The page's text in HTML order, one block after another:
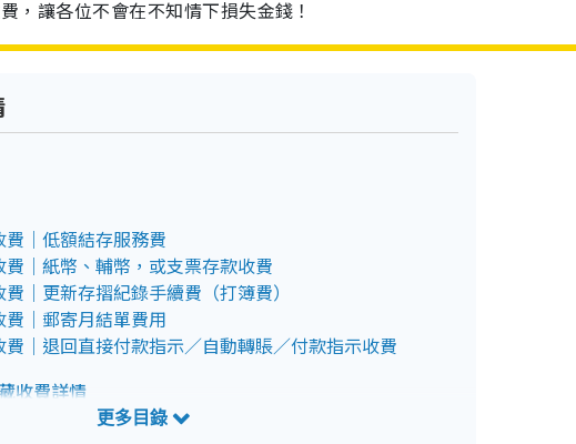
，讓各位不會在不知情下損失金錢！
｜低額結存服務費
｜紙幣、輔幣，或支票存款收費
｜更新存摺紀錄手續費（打簿費）
｜郵寄月結單費用
費｜退回直接付款指示／自動轉賬／付款指示收費
收費詳情
藏收費詳情